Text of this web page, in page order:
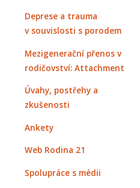
Deprese a trauma
v souvislosti s porodem
Mezigenerační přenos v
rodičovství: Attachment
Úvahy, postřehy a
zkušenosti
Ankety
Web Rodina 21
Spolupráce s médii